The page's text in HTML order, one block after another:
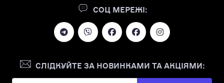
СОЦ МЕРЕЖІ:
СЛІДКУЙТЕ ЗА НОВИНКАМИ ТА АКЦІЯМИ: